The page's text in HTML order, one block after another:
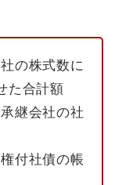
の株式数に
た合計額
継会社の社
付社債の帳